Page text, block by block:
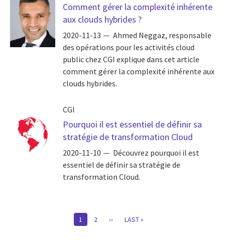
Comment gérer la complexité inhérente
aux clouds hybrides ?
2020-11-13
Ahmed Neggaz, responsable
des opérations pour les activités cloud
public chez CGI explique dans cet article
comment gérer la complexité inhérente aux
clouds hybrides.
CGI
Pourquoi il est essentiel de définir sa
stratégie de transformation Cloud
2020-11-10
Découvrez pourquoi il est
essentiel de définir sa stratégie de
transformation Cloud.
CURRENT
1 PAGE
2
PAGE
››
DERNIÈRE
LAST »